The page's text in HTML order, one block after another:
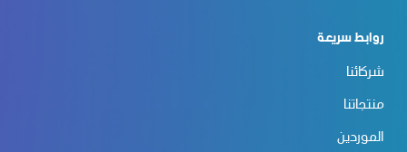
روابط سريعة
شركائنا
منتجاتنا
الموردين